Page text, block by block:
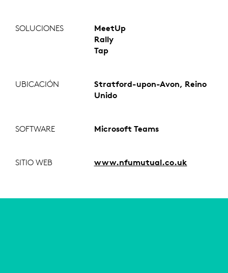
SOLUCIONES
MeetUp
Rally
Tap
UBICACIÓN
Stratford-upon-Avon, Reino
Unido
SOFTWARE Microsoft Teams
SITIO WEB www.nfumutual.co.uk